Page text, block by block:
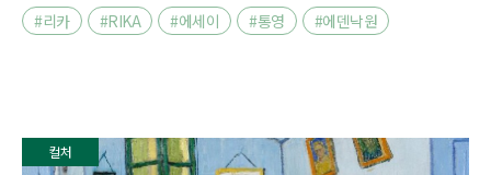
#리카 #RIKA #에세이 #통영 #에덴낙원
컬처